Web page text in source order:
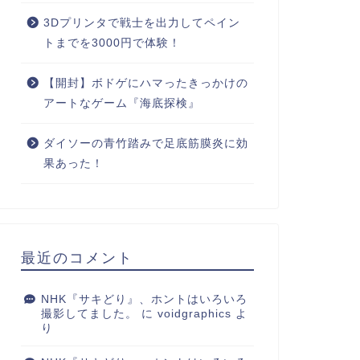
3Dプリンタで戦士を出力してペイン
トまでを3000円で体験！
【開封】ボドゲにハマったきっかけの
アートなゲーム『海底探検』
ダイソーの青竹踏みで足底筋膜炎に効
果あった！
最近のコメント
NHK『サキどり』、ホントはいろいろ
撮影してました。
に voidgraphics よ
り